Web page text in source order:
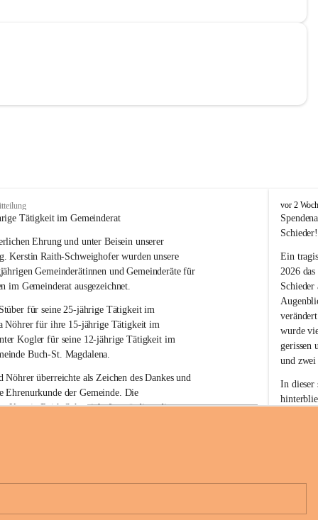
Tätigkeit im Gemeinderat
Ehrung und unter Beisein unserer
Kerstin Raith-Schweighofer wurden unsere
Gemeinderätinnen und Gemeinderäte für
im Gemeinderat ausgezeichnet.
für seine 25-jährige Tätigkeit im
Nöhrer für ihre 15-jährige Tätigkeit im
Kogler für seine 12-jährige Tätigkeit im
Buch-St. Magdalena.
Nöhrer überreichte als Zeichen des Dankes und
Ehrenurkunde der Gemeinde. Die
Kerstin Raith-Schweighofer würdigte die
+6
B
u
c
-
S
t
.
M
a
g
d
a
e
n
a
vor 2
Schieder!
Ein
2026
wurde
gerissen
und
In dieser